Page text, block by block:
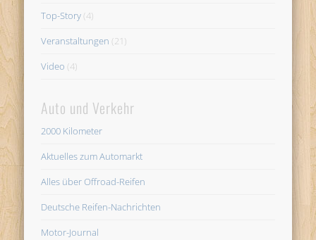
Top-Story (4)
Veranstaltungen (21)
Video (4)
Auto und Verkehr
2000 Kilometer
Aktuelles zum Automarkt
Alles über Offroad-Reifen
Deutsche Reifen-Nachrichten
Motor-Journal